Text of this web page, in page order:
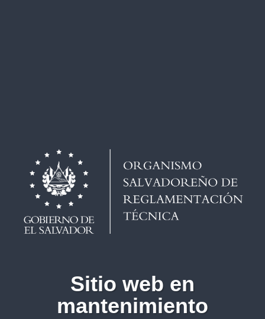
Sitio web en
mantenimiento